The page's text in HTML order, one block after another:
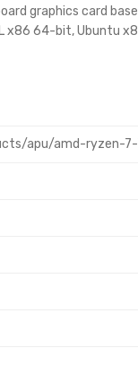
graphics card
x86 64-bit, Ubuntu
apu/amd-ryzen-